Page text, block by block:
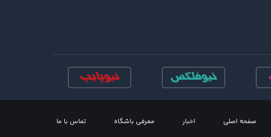
صفحه اصلی اخبار معرفی باشگاه تماس با ما